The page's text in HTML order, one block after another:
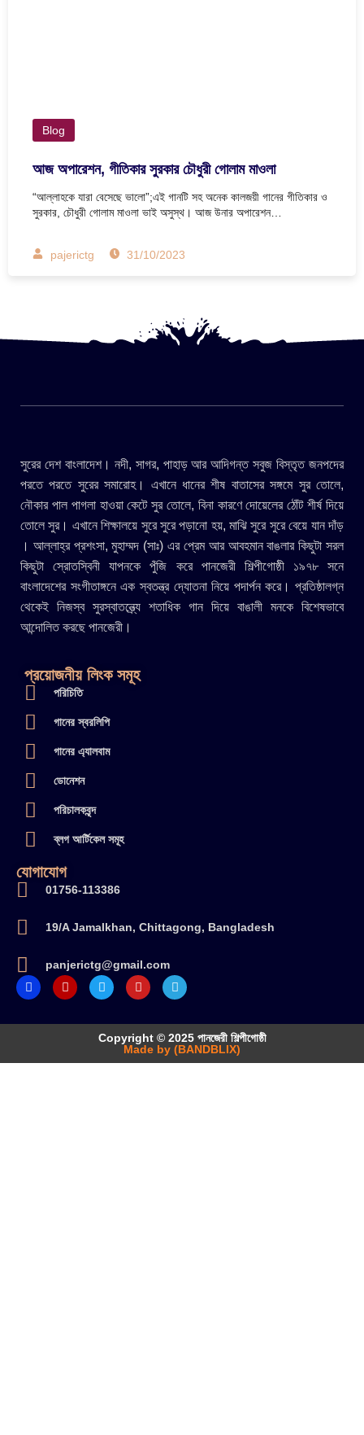
Blog
আজ অপারেশন, গীতিকার সুরকার চৌধুরী গোলাম মাওলা
“আল্লাহকে যারা বেসেছে ভালো”;এই গানটি সহ অনেক কালজয়ী গানের গীতিকার ও
সুরকার, চৌধুরী গোলাম মাওলা ভাই অসুস্থ। আজ উনার অপারেশন…
pajerictg 31/10/2023
সুরের দেশ বাংলাদেশ। নদী, সাগর, পাহাড় আর আদিগন্ত সবুজ বিস্তৃত জনপদের
পরতে পরতে সুরের সমারোহ। এখানে ধানের শীষ বাতাসের সঙ্গমে সুর তোলে,
নৌকার পাল পাগলা হাওয়া কেটে সুর তোলে, বিনা কারণে দোয়েলের ঠোঁট শীর্ষ দিয়ে
তোলে সুর। এখানে শিক্ষালয়ে সুরে সুরে পড়ানো হয়, মাঝি সুরে সুরে বেয়ে যান দাঁড়
। আল্লাহ্র প্রশংসা, মুহাম্মদ (সাঃ) এর প্রেম আর আবহমান বাঙলার কিছুটা সরল
কিছুটা স্রোতস্বিনী যাপনকে পুঁজি করে পানজেরী শিল্পীগোষ্ঠী ১৯৭৮ সনে
বাংলাদেশের সংগীতাঙ্গনে এক স্বতন্ত্র দ্যোতনা নিয়ে পদার্পন করে। প্রতিষ্ঠালগ্ন
থেকেই নিজস্ব সুরস্বাতন্ত্র্যে শতাধিক গান দিয়ে বাঙালী মনকে বিশেষভাবে
আন্দোলিত করছে পানজেরী।
প্রয়োজনীয় লিংক সমূহ
পরিচিতি
গানের স্বরলিপি
গানের এ্যালবাম
ডোনেশন
পরিচালকবৃন্দ
ব্লগ আর্টিকেল সমূহ
যোগাযোগ
01756-113386
19/A Jamalkhan, Chittagong, Bangladesh
panjerictg@gmail.com
Copyright © 2025 পানজেরী শিল্পীগোষ্ঠী
Made by (BANDBLIX)